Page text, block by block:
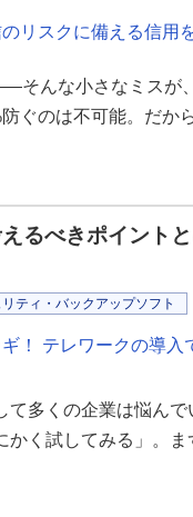
リスクに備える信用
そんな小さなミスが
ぐのは不可能。だか
るべきポイントと
ティ・バックアップソフト
！ テレワークの導入
多くの企業は悩ん
く試してみる」。